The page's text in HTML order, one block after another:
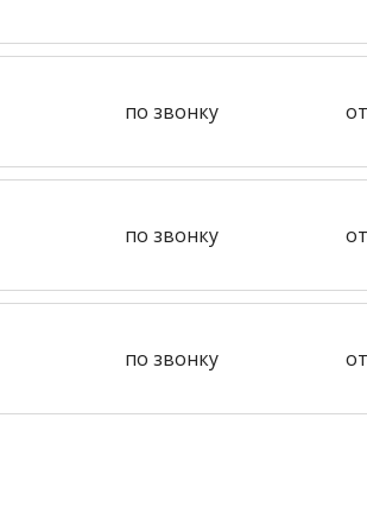
по звонку
по звонку
по звонку